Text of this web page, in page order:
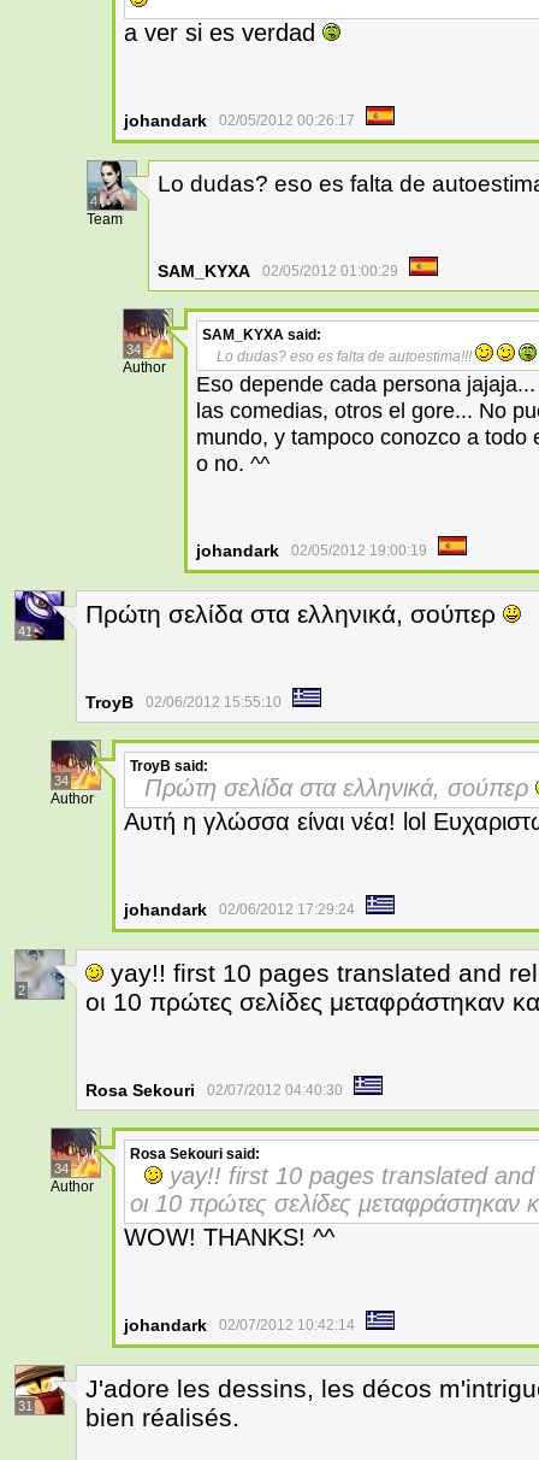
a ver si es verdad
johandark 02/05/2012 00:26:17
4
Team
Lo dudas? eso es falta de
SAM_KYXA 02/05/2012 01:00:29
34
Author
SAM_KYXA said:
Lo dudas? eso es falta de autoestima!!!
Eso depende cada persona
las comedias, otros el gore... No
mundo, y tampoco conozco a
o no. ^^
johandark 02/05/2012 19:00:19
41
Πρώτη σελίδα στα ελληνικά, σούπερ
TroyB 02/06/2012 15:55:10
34
Author
TroyB said:
Πρώτη σελίδα στα ελληνικά, σούπερ
Αυτή η γλώσσα είναι νέα! lol
johandark 02/06/2012 17:29:24
2
yay!! first 10 pages translated and
οι 10 πρώτες σελίδες μεταφράστηκαν
Rosa Sekouri 02/07/2012 04:40:30
34
Author
Rosa Sekouri said:
yay!! first 10 pages translated
οι 10 πρώτες σελίδες μεταφράστηκαν
WOW! THANKS! ^^
johandark 02/07/2012 10:42:14
31
J'adore les dessins, les décos
bien réalisés.